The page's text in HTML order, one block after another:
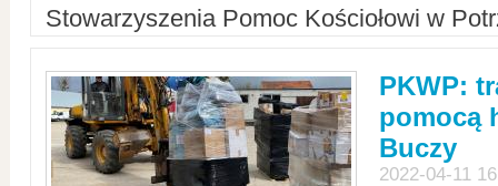
Stowarzyszenia Pomoc Kościołowi w
PKWP:
pomocą
Buczy
2022-04-11